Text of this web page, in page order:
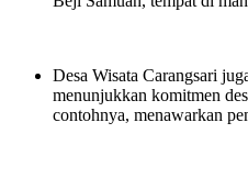
Desa Wisata Carangsari
menunjukkan komitmen
contohnya, menawarkan